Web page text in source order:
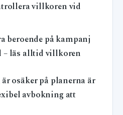
villkoren vid
beroende på kampanj
– läs alltid villkoren
osäker på planerna är
avbokning att